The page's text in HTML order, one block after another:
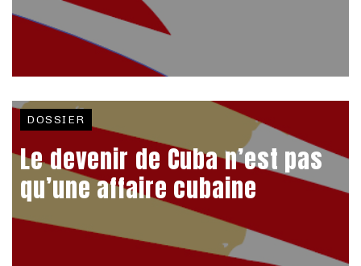
DOSSIER
Le devenir de Cuba n’est pas
qu’une affaire cubaine